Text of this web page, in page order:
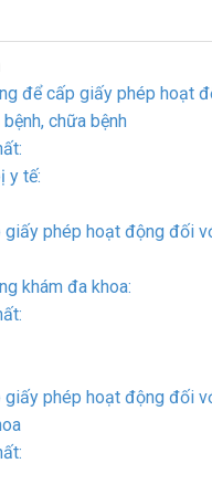
để cấp giấy phép hoạt
chữa bệnh
y tế:
giấy phép hoạt động đối
khám đa khoa:
giấy phép hoạt động đối